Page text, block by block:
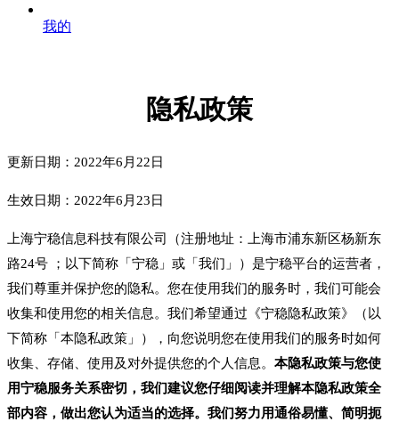
我的
隐私政策
更新日期：2022年6月22日
生效日期：2022年6月23日
上海宁稳信息科技有限公司（注册地址：上海市浦东新区杨新东
路24号 ；以下简称「宁稳」或「我们」）是宁稳平台的运营者，
我们尊重并保护您的隐私。您在使用我们的服务时，我们可能会
收集和使用您的相关信息。我们希望通过《宁稳隐私政策》（以
下简称「本隐私政策」），向您说明您在使用我们的服务时如何
收集、存储、使用及对外提供您的个人信息。 本隐私政策与您使
用宁稳服务关系密切，我们建议您仔细阅读并理解本隐私政策全
部内容，做出您认为适当的选择。我们努力用通俗易懂、简明扼